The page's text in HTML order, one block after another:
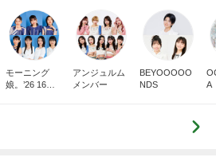
モーニング
娘。’26 16期1
アンジュルム
メンバー
BEYOOOOO
NDS
A